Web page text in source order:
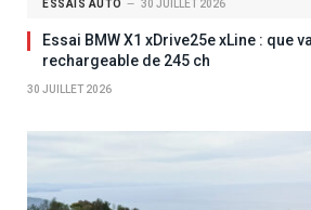
ESSAIS AUTO 30 JUILLET 2026
Essai BMW X1 xDrive25e xLine : que
rechargeable de 245 ch
30 JUILLET 2026